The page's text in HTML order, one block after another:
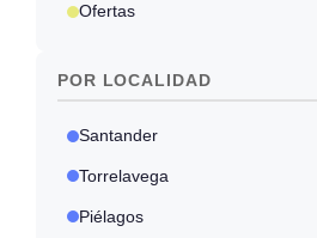
Ofertas
POR LOCALIDAD
Santander
Torrelavega
Piélagos